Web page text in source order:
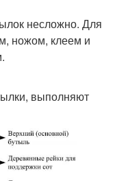
несложно. Для
ножом, клеем и
выполняют